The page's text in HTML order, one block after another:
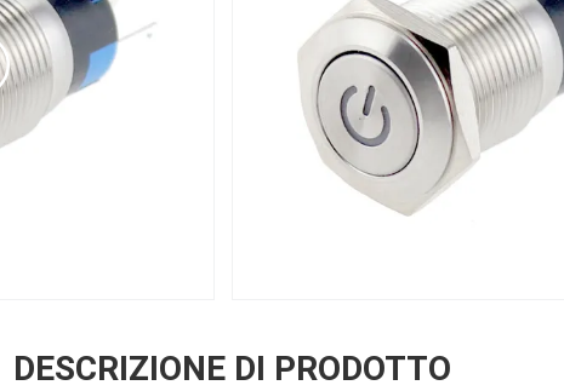
DESCRIZIONE DI PRODOTTO